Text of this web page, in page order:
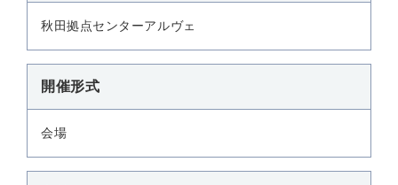
秋田拠点センターアルヴェ
開催形式
会場